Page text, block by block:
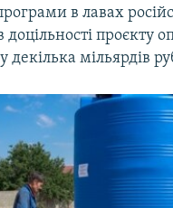
в лавах
доцільності проєкту
мільярдів